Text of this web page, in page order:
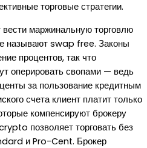
торговые стратегии.
маржинальную торговлю
называют swap free. Законы
процентов, так что
оперировать свопами — ведь
за пользование кредитным
счета клиент платит только
компенсируют брокеру
позволяет торговать без
и Pro-Cent. Брокер